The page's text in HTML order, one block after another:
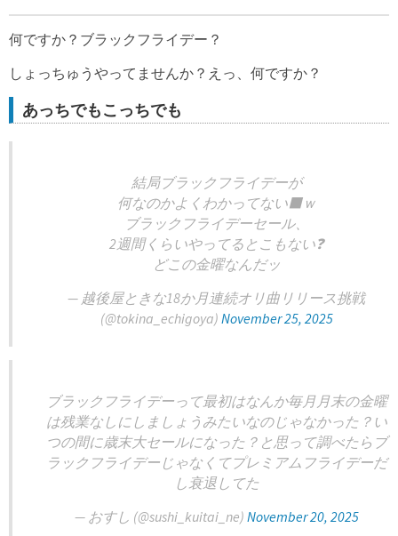
何ですか？ブラックフライデー？
しょっちゅうやってませんか？えっ、何ですか？
あっちでもこっちでも
結局ブラックフライデーが
何なのかよくわかってない‍⬛ｗ
ブラックフライデーセール、
2週間くらいやってるとこもない❓
どこの金曜なんだッ
— 越後屋ときな18か月連続オリ曲リリース挑戦
(@tokina_echigoya) November 25, 2025
ブラックフライデーって最初はなんか毎月月末の金曜
は残業なしにしましょうみたいなのじゃなかった？い
つの間に歳末大セールになった？と思って調べたらブ
ラックフライデーじゃなくてプレミアムフライデーだ
し衰退してた
— おすし (@sushi_kuitai_ne) November 20, 2025